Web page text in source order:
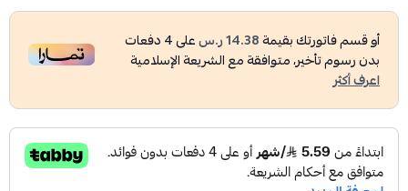
أو قسم فاتورتك بقيمة14.38 ر.س على4دفعات
بدون رسوم تأخير، متوافقة مع الشريعة الإسلامية
اعرف أكثر